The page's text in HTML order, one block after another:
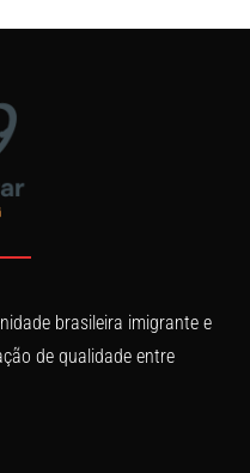
brasileira imigrante e
de qualidade entre